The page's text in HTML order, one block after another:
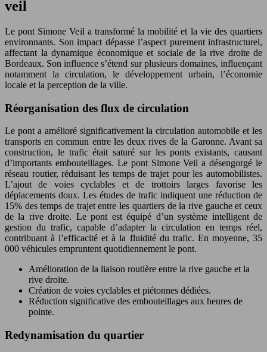
veil
Le pont Simone Veil a transformé la mobilité et la vie des quartiers
environnants. Son impact dépasse l’aspect purement infrastructurel,
affectant la dynamique économique et sociale de la rive droite de
Bordeaux. Son influence s’étend sur plusieurs domaines, influençant
notamment la circulation, le développement urbain, l’économie
locale et la perception de la ville.
Réorganisation des flux de circulation
Le pont a amélioré significativement la circulation automobile et les
transports en commun entre les deux rives de la Garonne. Avant sa
construction, le trafic était saturé sur les ponts existants, causant
d’importants embouteillages. Le pont Simone Veil a désengorgé le
réseau routier, réduisant les temps de trajet pour les automobilistes.
L’ajout de voies cyclables et de trottoirs larges favorise les
déplacements doux. Les études de trafic indiquent une réduction de
15% des temps de trajet entre les quartiers de la rive gauche et ceux
de la rive droite. Le pont est équipé d’un système intelligent de
gestion du trafic, capable d’adapter la circulation en temps réel,
contribuant à l’efficacité et à la fluidité du trafic. En moyenne, 35
000 véhicules empruntent quotidiennement le pont.
Amélioration de la liaison routière entre la rive gauche et la
rive droite.
Création de voies cyclables et piétonnes dédiées.
Réduction significative des embouteillages aux heures de
pointe.
Redynamisation du quartier